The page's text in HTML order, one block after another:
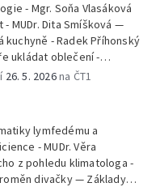
- Mgr. Soňa Vlasáková
MUDr. Dita Smíšková —
kuchyně - Radek Příhonský
ukládat oblečení -
— Běháme s dětmi - jak
of Ostrava - Filip
— Tajemství křišťálové
Petr Horák a Adélka
ochránců přírody - Eva
26. 5. 2026na ČT1
lymfedému a
- MUDr. Věra
z pohledu klimatologa -
divačky — Základy